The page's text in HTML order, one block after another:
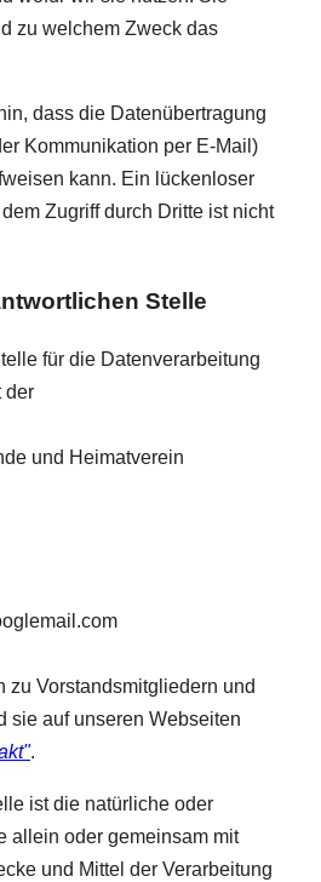
zu welchem Zweck das
dass die Datenübertragung
Kommunikation per E-Mail)
kann. Ein lückenloser
Zugriff durch Dritte ist nicht
Stelle
für die Datenverarbeitung
der
und Heimatverein
zu Vorstandsmitgliedern und
sie auf unseren Webseiten
.
ist die natürliche oder
allein oder gemeinsam mit
und Mittel der Verarbeitung